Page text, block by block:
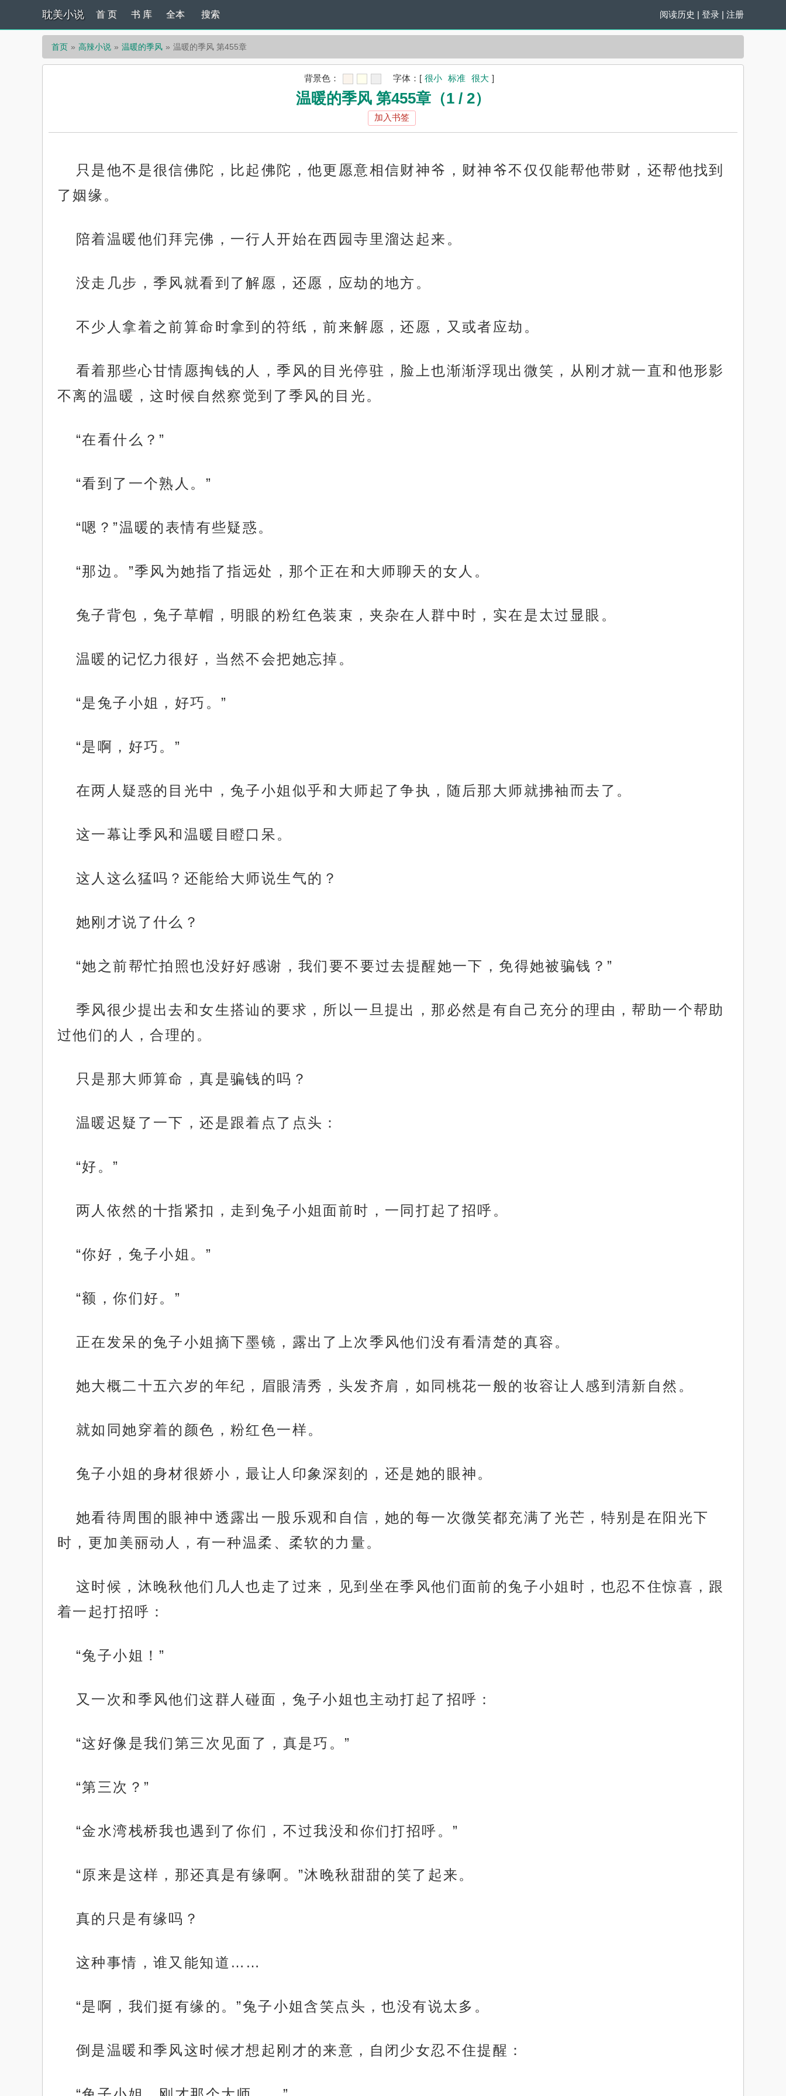
耽美小说 阅读历史 | 登录 | 注册
首 页 书 库 全本 搜索
首页 高辣小说 温暖的季风 温暖的季风 第455章
背景色： 字体： [ 很小 标准 很大 ]
温暖的季风 第455章（1 / 2）
加入书签
只是他不是很信佛陀，比起佛陀，他更愿意相信财神爷，财神爷不仅仅能帮他带财，还帮他找到
了姻缘。
陪着温暖他们拜完佛，一行人开始在西园寺里溜达起来。
没走几步，季风就看到了解愿，还愿，应劫的地方。
不少人拿着之前算命时拿到的符纸，前来解愿，还愿，又或者应劫。
看着那些心甘情愿掏钱的人，季风的目光停驻，脸上也渐渐浮现出微笑，从刚才就一直和他形影
不离的温暖，这时候自然察觉到了季风的目光。
“在看什么？”
“看到了一个熟人。”
“嗯？”温暖的表情有些疑惑。
“那边。”季风为她指了指远处，那个正在和大师聊天的女人。
兔子背包，兔子草帽，明眼的粉红色装束，夹杂在人群中时，实在是太过显眼。
温暖的记忆力很好，当然不会把她忘掉。
“是兔子小姐，好巧。”
“是啊，好巧。”
在两人疑惑的目光中，兔子小姐似乎和大师起了争执，随后那大师就拂袖而去了。
这一幕让季风和温暖目瞪口呆。
这人这么猛吗？还能给大师说生气的？
她刚才说了什么？
“她之前帮忙拍照也没好好感谢，我们要不要过去提醒她一下，免得她被骗钱？”
季风很少提出去和女生搭讪的要求，所以一旦提出，那必然是有自己充分的理由，帮助一个帮助
过他们的人，合理的。
只是那大师算命，真是骗钱的吗？
温暖迟疑了一下，还是跟着点了点头：
“好。”
两人依然的十指紧扣，走到兔子小姐面前时，一同打起了招呼。
“你好，兔子小姐。”
“额，你们好。”
正在发呆的兔子小姐摘下墨镜，露出了上次季风他们没有看清楚的真容。
她大概二十五六岁的年纪，眉眼清秀，头发齐肩，如同桃花一般的妆容让人感到清新自然。
就如同她穿着的颜色，粉红色一样。
兔子小姐的身材很娇小，最让人印象深刻的，还是她的眼神。
她看待周围的眼神中透露出一股乐观和自信，她的每一次微笑都充满了光芒，特别是在阳光下
时，更加美丽动人，有一种温柔、柔软的力量。
这时候，沐晚秋他们几人也走了过来，见到坐在季风他们面前的兔子小姐时，也忍不住惊喜，跟
着一起打招呼：
“兔子小姐！”
又一次和季风他们这群人碰面，兔子小姐也主动打起了招呼：
“这好像是我们第三次见面了，真是巧。”
“第三次？”
“金水湾栈桥我也遇到了你们，不过我没和你们打招呼。”
“原来是这样，那还真是有缘啊。”沐晚秋甜甜的笑了起来。
真的只是有缘吗？
这种事情，谁又能知道……
“是啊，我们挺有缘的。”兔子小姐含笑点头，也没有说太多。
倒是温暖和季风这时候才想起刚才的来意，自闭少女忍不住提醒：